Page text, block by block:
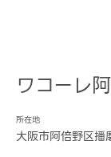
ワコーレ
所在地
大阪市阿倍野区播